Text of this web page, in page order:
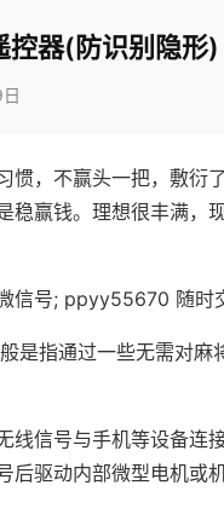
控器(防识别隐形)
惯，不赢头一把，敷衍
赢钱。理想很丰满，现
信号; ppyy55670 随时
是指通过一些无需对麻
线信号与手机等设备连
后驱动内部微型电机或